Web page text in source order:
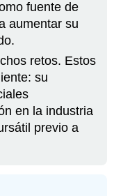
fuente de
aumentar su
retos. Estos
su
en la industria
previo a